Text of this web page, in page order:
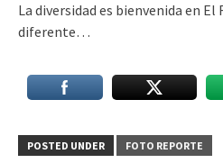
La diversidad es bienvenida en
diferente…
POSTED UNDER FOTO REPORTE